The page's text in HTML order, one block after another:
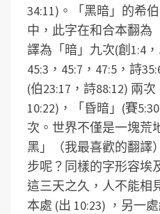
34:11)。「黑暗」的希
中，此字在和合本翻為
譯為「暗」九次(創1:4，
45:3，45:7，47:5，詩
(伯23:17，詩88:12) 兩
10:22)，「昏暗」(賽
次。世界不僅是一塊荒
黑」（我最喜歡的翻譯
步呢？同樣的字形容埃
這三天之久，人不能相
本處 (出 10:23) ，另一